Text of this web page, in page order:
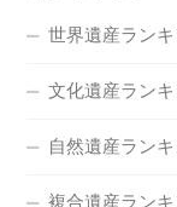
世界遺産ラン
文化遺産ラン
自然遺産ラン
複合遺産ラン